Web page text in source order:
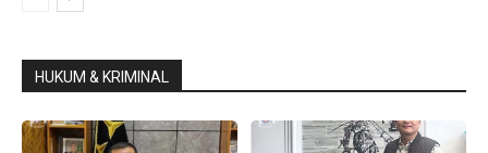
HUKUM & KRIMINAL